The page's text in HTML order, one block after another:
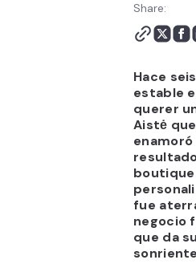
Share:
Hace
estable
querer
Aistė
fue
negocio
que da